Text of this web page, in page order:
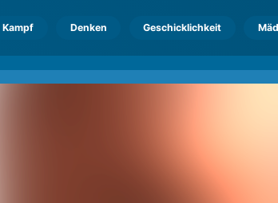
Kampf Denken Geschicklichkeit